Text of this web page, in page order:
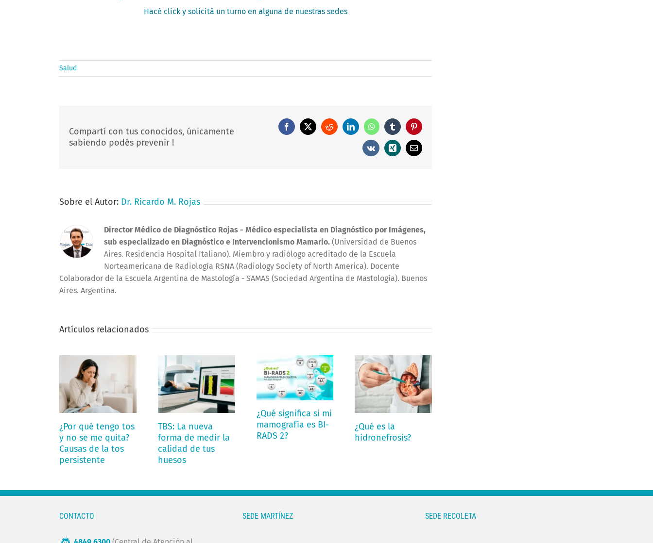
Hacé click y solicitá un turno en alguna de nuestras sedes
Salud
Compartí con tus conocidos, únicamente
sabiendo podés prevenir !
Facebook
X RedditLinkedInWhatsAppTumblrPinterest
Vk Xing
Correo
electrónico
Sobre el Autor: Dr. Ricardo M. Rojas
Director Médico de Diagnóstico Rojas - Médico especialista en Diagnóstico por Imágenes,
sub especializado en Diagnóstico e Intervencionismo Mamario. (Universidad de Buenos
Aires. Residencia Hospital Italiano). Miembro y radiólogo acreditado de la Escuela
Norteamericana de Radiología RSNA (Radiology Society of North America). Docente
Colaborador de la Escuela Argentina de Mastología - SAMAS (Sociedad Argentina de Mastología). Buenos
Aires. Argentina.
Artículos relacionados
¿Por qué tengo tos
y no se me quita?
Causas de la tos
persistente
TBS: La nueva
forma de medir la
calidad de tus
huesos
¿Qué significa si mi
mamografía es BI-
RADS 2?
¿Qué es la
hidronefrosis?
CONTACTO SEDE MARTÍNEZ SEDE RECOLETA